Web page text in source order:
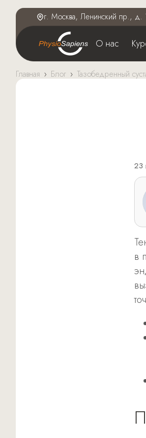
г. Москва, Ленинский пр., д.
О нас
Главная › Блог › Тазобедренный
23
в